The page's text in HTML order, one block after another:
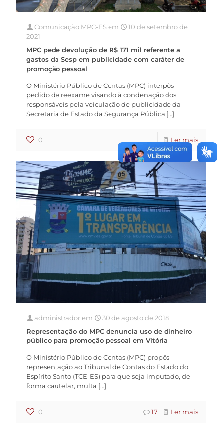
Comunicação MPC-ESem
10 de setembro de
2021
MPC pede devolução de R$ 171 mil referente a
gastos da Sesp em publicidade com caráter de
promoção pessoal
O Ministério Público de Contas (MPC) interpôs
pedido de reexame visando à condenação dos
responsáveis pela veiculação de publicidade da
Secretaria de Estado da Segurança Pública […]
0 Ler mais
administradorem
30 de agosto de 2018
Representação do MPC denuncia uso de dinheiro
público para promoção pessoal em Vitória
O Ministério Público de Contas (MPC) propôs
representação ao Tribunal de Contas do Estado do
Espírito Santo (TCE-ES) para que seja imputado, de
forma cautelar, multa […]
0 17 Ler mais